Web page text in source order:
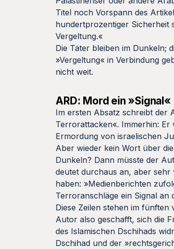
Titel noch Vorspann des
hundertprozentiger Sicherheit
Vergeltung.«
Die Täter bleiben im Dunkeln;
»Vergeltung« in Verbindung
nicht weit.
ARD: Mord ein »Signal«
Im ersten Absatz schreibt der
Terrorattacken«. Immerhin: Er
Ermordung von israelischen
Aber wieder kein Wort über
Dunkeln? Dann müsste der
deutet durchaus an, aber sehr
haben: »Medienberichten
Terroranschläge ein Signal an
Diese Zeilen stehen im
Autor also geschafft, sich die
des Islamischen Dschihads
Dschihad und der